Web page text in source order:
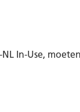
In-Use,